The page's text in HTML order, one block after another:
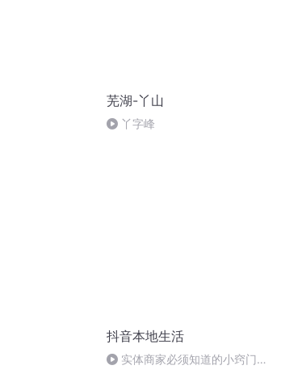
芜湖-丫山
丫字峰
抖音本地生活
实体商家必须知道的小窍门有